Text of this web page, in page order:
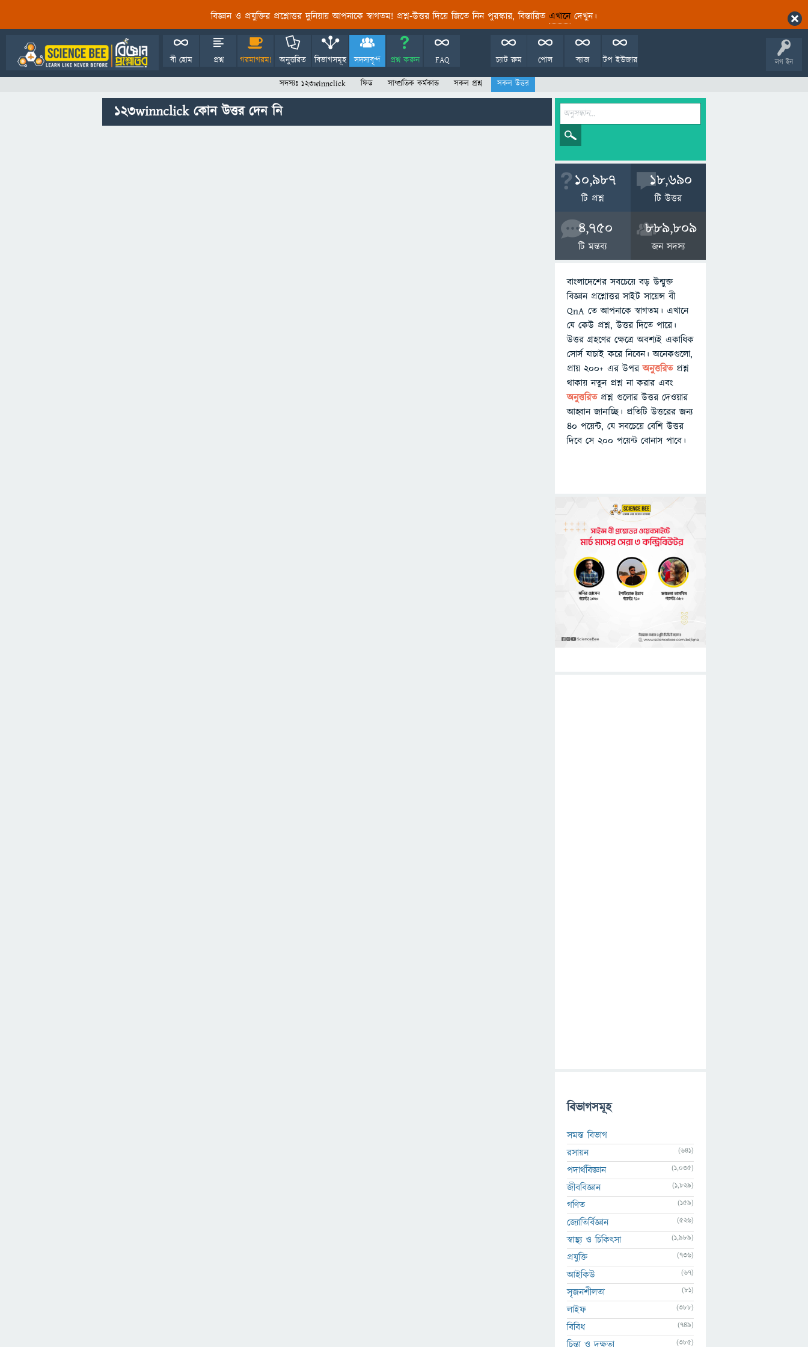
বিজ্ঞান ও প্রযুক্তির প্রশ্নোত্তর দুনিয়ায় আপনাকে স্বাগতম! প্রশ্ন-উত্তর দিয়ে জিতে নিন পুরস্কার, বিস্তারিত এখানেদেখুন।
লগ ইন
বী হোম প্রশ্ন গরমাগরম! অনুত্তরিত বিভাগসমূহ সদস্যবৃন্দ প্রশ্ন করুন FAQ টপ ইউজার
ব্যাজ
পোল
চ্যাট রুম
সদস্যঃ 123winnclick ফিড সাম্প্রতিক কর্মকান্ড সকল প্রশ্ন সকল উত্তর
123winnclick কোন উত্তর দেন নি
10,987
টি প্রশ্ন
18,690
টি উত্তর
4,750
টি মন্তব্য
889,809
জন সদস্য
বাংলাদেশের সবচেয়ে বড় উন্মুক্ত
বিজ্ঞান প্রশ্নোত্তর সাইট সায়েন্স বী
QnA তে আপনাকে স্বাগতম। এখানে
যে কেউ প্রশ্ন, উত্তর দিতে পারে।
উত্তর গ্রহণের ক্ষেত্রে অবশ্যই একাধিক
সোর্স যাচাই করে নিবেন। অনেকগুলো,
প্রায় ২০০+ এর উপরঅনুত্তরিতপ্রশ্ন
থাকায় নতুন প্রশ্ন না করার এবং
অনুত্তরিত প্রশ্ন গুলোর উত্তর দেওয়ার
আহ্বান জানাচ্ছি। প্রতিটি উত্তরের জন্য
৪০ পয়েন্ট, যে সবচেয়ে বেশি উত্তর
দিবে সে ২০০ পয়েন্ট বোনাস পাবে।
বিভাগসমূহ
সমস্ত বিভাগ
রসায়ন
(641)
পদার্থবিজ্ঞান (1,035)
জীববিজ্ঞান (1,829)
গণিত (159)
জ্যোতির্বিজ্ঞান (526)
স্বাস্থ্য ও চিকিৎসা (1,989)
প্রযুক্তি (736)
আইকিউ (67)
সৃজনশীলতা (81)
লাইফ (388)
বিবিধ (749)
চিন্তা ও দক্ষতা (385)